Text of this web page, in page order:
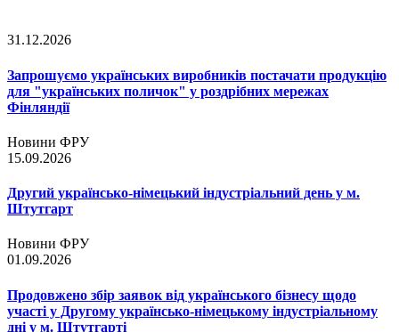
31.12.2026
Запрошуємо українських виробників постачати продукцію
для "українських поличок" у роздрібних мережах
Фінляндії
Новини ФРУ
15.09.2026
Другий українсько-німецький індустріальний день у м.
Штутгарт
Новини ФРУ
01.09.2026
Продовжено збір заявок від українського бізнесу щодо
участі у Другому українсько-німецькому індустріальному
дні у м. Штутгарті